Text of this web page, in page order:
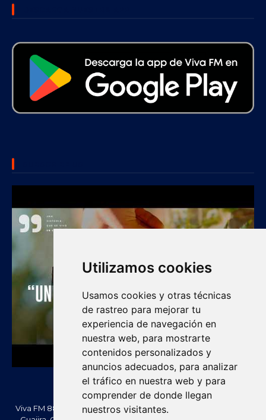
Utilizamos cookies
Usamos cookies y otras técnicas
de rastreo para mejorar tu
experiencia de navegación en
nuestra web, para mostrarte
contenidos personalizados y
anuncios adecuados, para analizar
el tráfico en nuestra web y para
comprender de donde llegan
nuestros visitantes.
Viva FM 88.2 FM es una emisora comunitaria de Villanueva, La